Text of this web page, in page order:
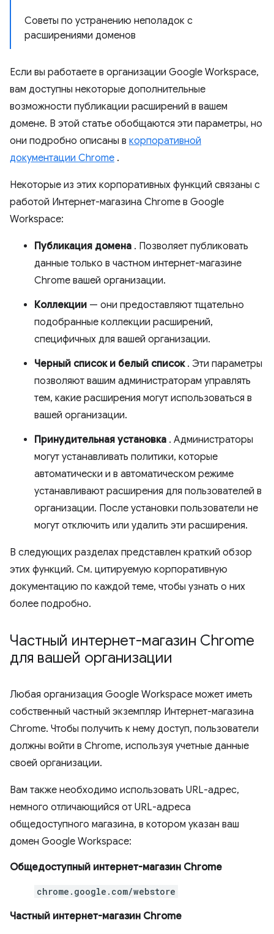
Советы по устранению неполадок с
расширениями доменов
Если вы работаете в организации Google Workspace,
вам доступны некоторые дополнительные
возможности публикации расширений в вашем
домене. В этой статье обобщаются эти параметры, но
они подробно описаны в корпоративной
документации Chrome .
Некоторые из этих корпоративных функций связаны с
работой Интернет-магазина Chrome в Google
Workspace:
Публикация домена . Позволяет публиковать
данные только в частном интернет-магазине
Chrome вашей организации.
Коллекции — они предоставляют тщательно
подобранные коллекции расширений,
специфичных для вашей организации.
Черный список и белый список. Эти параметры
позволяют вашим администраторам управлять
тем, какие расширения могут использоваться в
вашей организации.
Принудительная установка . Администраторы
могут устанавливать политики, которые
автоматически и в автоматическом режиме
устанавливают расширения для пользователей в
организации. После установки пользователи не
могут отключить или удалить эти расширения.
В следующих разделах представлен краткий обзор
этих функций. См. цитируемую корпоративную
документацию по каждой теме, чтобы узнать о них
более подробно.
Частный интернет-магазин Chrome
для вашей организации
Любая организация Google Workspace может иметь
собственный частный экземпляр Интернет-магазина
Chrome. Чтобы получить к нему доступ, пользователи
должны войти в Chrome, используя учетные данные
своей организации.
Вам также необходимо использовать URL-адрес,
немного отличающийся от URL-адреса
общедоступного магазина, в котором указан ваш
домен Google Workspace:
Общедоступный интернет-магазин Chrome
chrome.google.com/webstore
Частный интернет-магазин Chrome